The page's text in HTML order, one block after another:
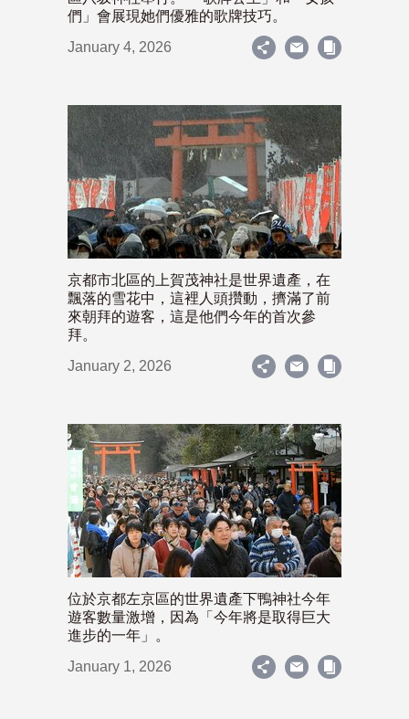
們」會展現她們優雅的歌牌技巧。
January 4, 2026
京都市北區的上賀茂神社是世界遺產，在
飄落的雪花中，這裡人頭攢動，擠滿了前
來朝拜的遊客，這是他們今年的首次參
拜。
January 2, 2026
位於京都左京區的世界遺產下鴨神社今年
遊客數量激增，因為「今年將是取得巨大
進步的一年」。
January 1, 2026